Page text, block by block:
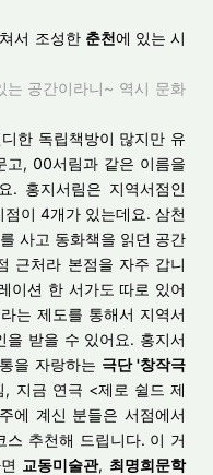
서 조성한 춘천에 있는 시
는 공간이라니~ 역시 문화
한 독립책방이 많지만 유
고, 00서림과 같은 이름을
. 홍지서림은 지역서점인
이 4개가 있는데요. 삼천
사고 동화책을 읽던 공간
근처라 본점을 자주 갑니
이션 한 서가도 따로 있어
는 제도를 통해서 지역서
받을 수 있어요. 홍지서
을 자랑하는 극단 '창작극
, 지금 연극 <제로 쉴드 제
에 계신 분들은 서점에서
스 추천해 드립니다. 이 거
교동미술관, 최명희문학